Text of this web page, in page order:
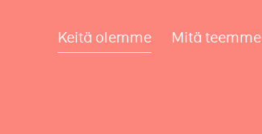
Keitä olemme Mitä teemme